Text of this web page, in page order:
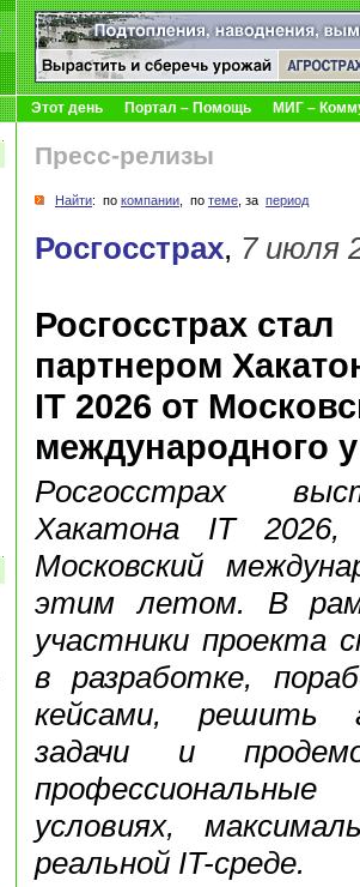
Этот день Портал – Помощь МИГ –
Пресс-релизы
Найти: по компании , по теме , за период
Росгосстрах, 7 июля
Росгосстрах стал
партнером
IT 2026 от
международного
Росгосстрах
Хакатона IT 2026,
Московский
этим летом. В
участники проекта
в разработке,
кейсами, решить
задачи и
условиях,
реальной IT-среде.